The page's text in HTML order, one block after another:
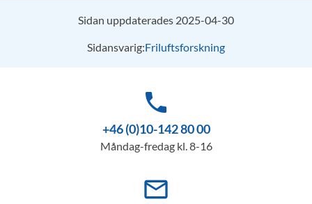
Sidan uppdaterades 2025-04-30
Sidansvarig:Friluftsforskning
phone
+46 (0)10-142 80 00
Måndag-fredag kl. 8-16
mail_outline